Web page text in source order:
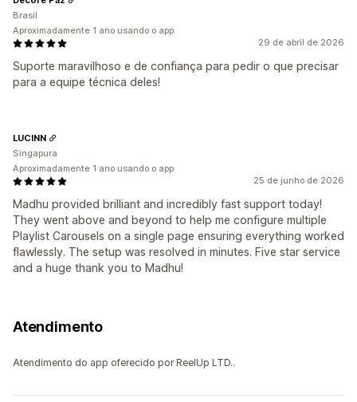
29 de abril de 2026
Suporte maravilhoso e de confiança para pedir o que precisar
para a equipe técnica deles!
Brasil
Aproximadamente 1 ano usando o app
25 de junho de 2026
Madhu provided brilliant and incredibly fast support today!
They went above and beyond to help me configure multiple
Playlist Carousels on a single page ensuring everything worked
flawlessly. The setup was resolved in minutes. Five star service
and a huge thank you to Madhu!
LUCINN
Singapura
Aproximadamente 1 ano usando o app
Atendimento
Atendimento do app oferecido por ReelUp LTD..